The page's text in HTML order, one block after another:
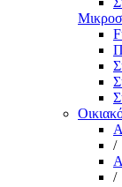
/
/